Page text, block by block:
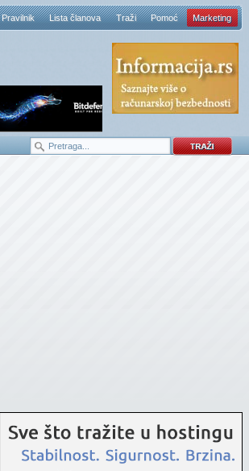
Pravilnik Lista članova Traži Pomoć Marketing